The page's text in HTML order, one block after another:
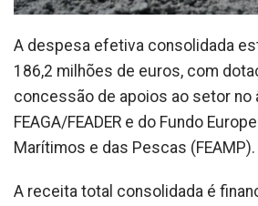
A despesa efetiva consolidada
186,2 milhões de euros, com
concessão de apoios ao setor no
FEAGA/FEADER e do Fundo
Marítimos e das Pescas (FEAMP).
A receita total consolidada é